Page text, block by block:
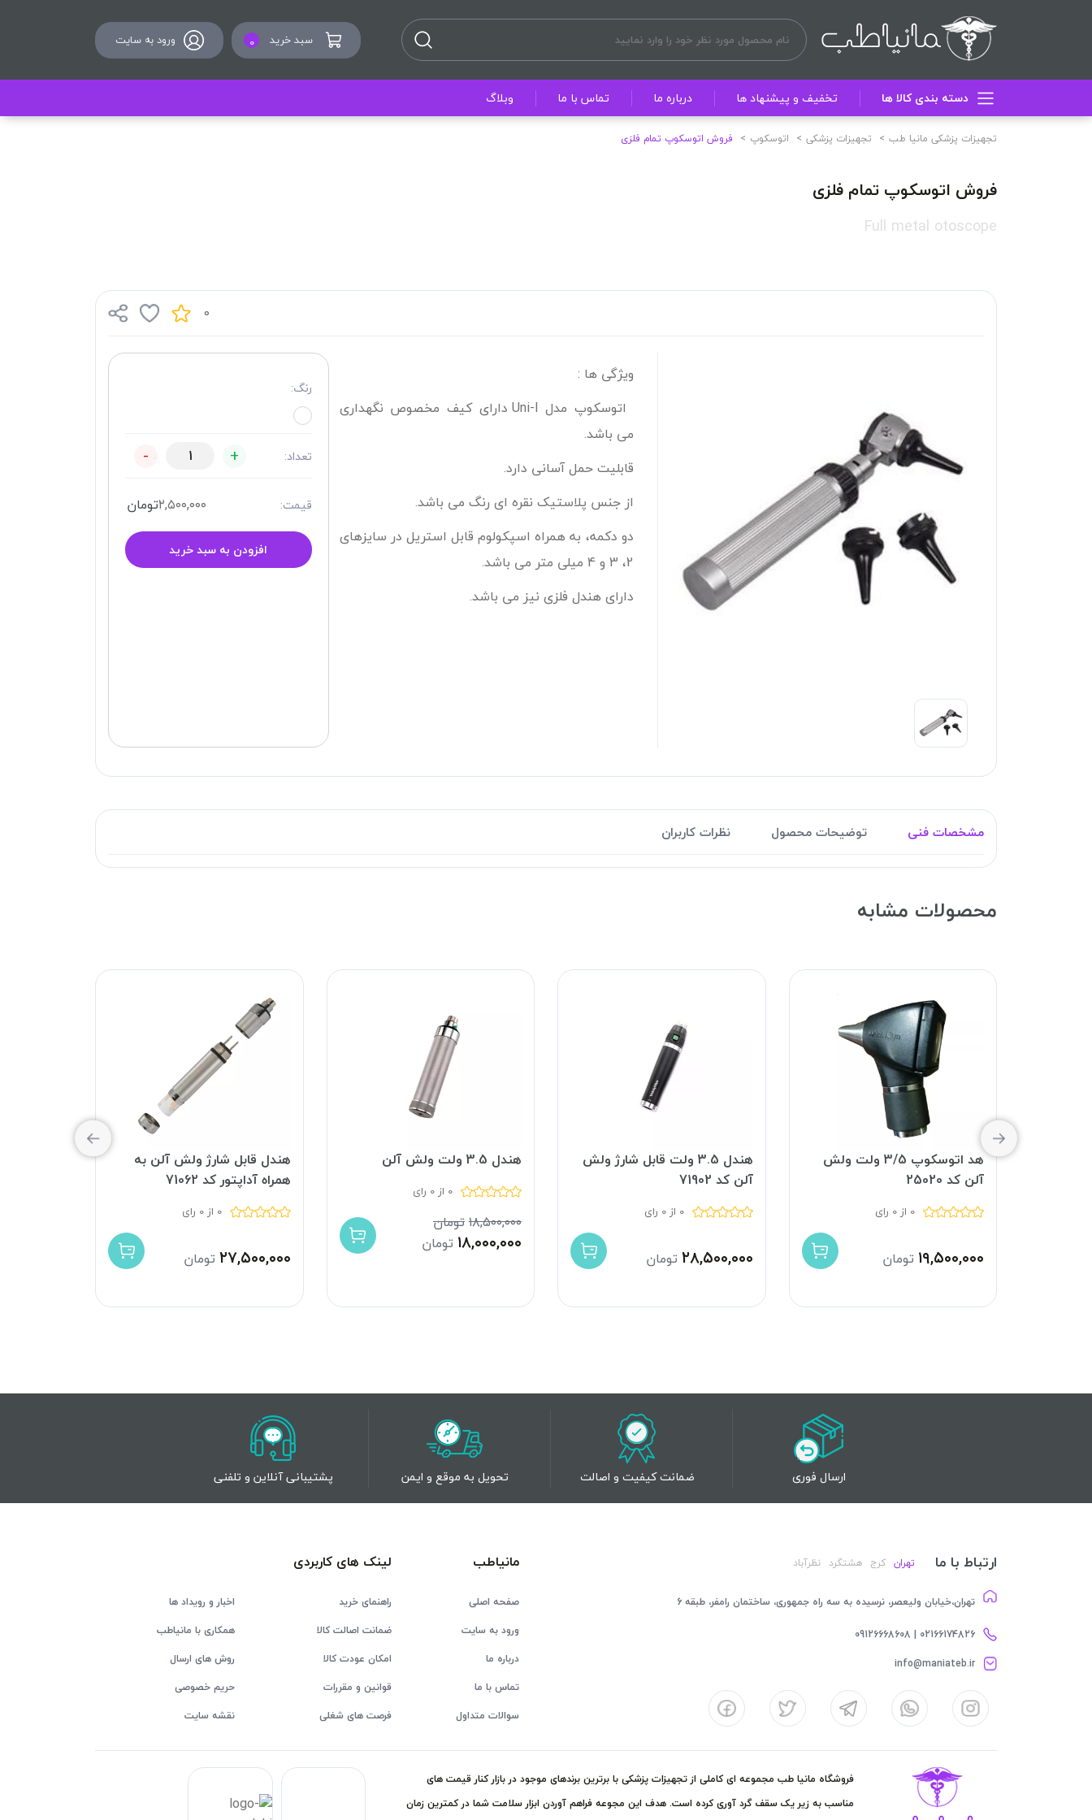
سبد خرید 0 ورود به سایت
دسته بندی کالا ها تخفیف و پیشنهاد ها درباره ما تماس با ما وبلاگ
تجهیزات پزشکی مانیا طب تجهیزات پزشکی اتوسکوپ فروش اتوسکوپ تمام فلزی
فروش اتوسکوپ تمام فلزی
Full metal otoscope
0
ویژگی ها :
اتوسکوپ مدل Uni-I دارای کیف مخصوص نگهداری
می باشد.
قابلیت حمل آسانی دارد.
از جنس پلاستیک نقره ای رنگ می باشد.
دو دکمه، به همراه اسپکولوم قابل استریل در سایزهای
2، 3 و 4 میلی متر می باشد.
دارای هندل فلزی نیز می باشد.
رنگ:
تعداد: +
-
قیمت: ۲,۵۰۰,۰۰۰تومان
افزودن به سبد خرید
مشخصات فنی توضیحات محصول نظرات کاربران
محصولات مشابه
هد اتوسکوپ 3/5 ولت ولش
آلن کد 25020
0 از 0 رای
۱۹,۵۰۰,۰۰۰ تومان
هندل 3.5 ولت قابل شارژ ولش
آلن کد 71902
0 از 0 رای
۲۸,۵۰۰,۰۰۰ تومان
هندل 3.5 ولت ولش آلن
0 از 0 رای
۱۸,۵۰۰,۰۰۰تومان
۱۸,۰۰۰,۰۰۰ تومان
هندل قابل شارژ ولش آلن به
همراه آداپتور کد 71062
0 از 0 رای
۲۷,۵۰۰,۰۰۰ تومان
ارسال فوری ضمانت کیفیت و اصالت تحویل به موقع و ایمن پشتیبانی آنلاین و تلفنی
ارتباط با ما تهران کرج هشتگرد نظرآباد
تهران،خیابان ولیعصر، نرسیده به سه راه جمهوری، ساختمان رامفر، طبقه 6
02166174826 | 09126668608
info@maniateb.ir
مانیاطب
صفحه اصلی
ورود به سایت
درباره ما
تماس با ما
سوالات متداول
لینک های کاربردی
راهنمای خرید
اخبار و رویداد ها
ضمانت اصالت کالا
همکاری با مانیاطب
امکان عودت کالا
روش های ارسال
قوانین و مقررات
حریم خصوصی
فرصت های شغلی
نقشه سایت
فروشگاه مانیا طب مجموعه ای کاملی از تجهیزات پزشکی با برترین برندهای موجود در بازار کنار قیمت های
مناسب به زیر یک سقف گرد آوری کرده است. هدف این مجوعه فراهم آوردن ابزار سلامت شما در کمترین زمان